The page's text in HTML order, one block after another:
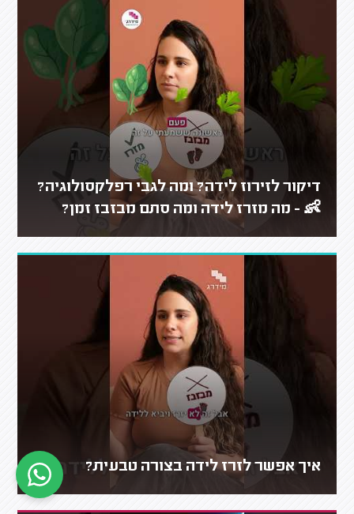
דיקור לזירוז לידה? ומה לגבי רפלקסולוגיה?
👶 - מה מזרז לידה ומה סתם מבזבז זמן?
איך אפשר לזרז לידה בצורה טבעית?